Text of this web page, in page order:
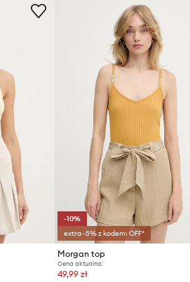
-10%
extra -5% z kodem: OFF*
Morgan top
Cena aktualna:
49,99 zł